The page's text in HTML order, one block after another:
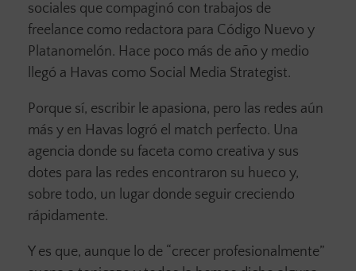
sociales que compaginó con trabajos de
freelance como redactora para Código Nuevo y
Platanomelón. Hace poco más de año y medio
llegó a Havas como Social Media Strategist.
Porque sí, escribir le apasiona, pero las redes aún
más y en Havas logró el match perfecto. Una
agencia donde su faceta como creativa y sus
dotes para las redes encontraron su hueco y,
sobre todo, un lugar donde seguir creciendo
rápidamente.
Y es que, aunque lo de “crecer profesionalmente”